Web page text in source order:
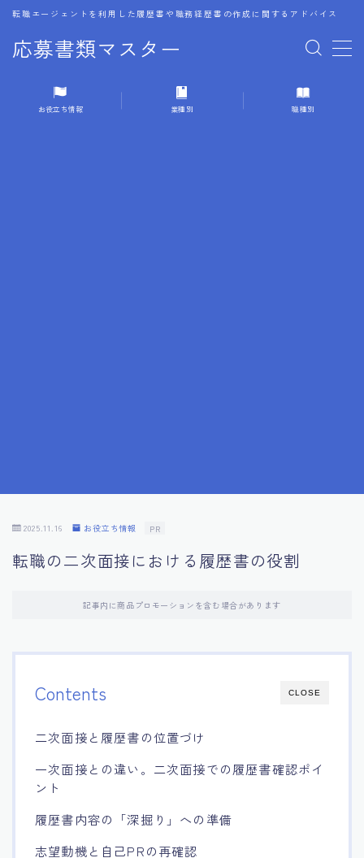
応募書類マスター
転職エージェントを利用した履歴書や職務経歴書の作成に関するアドバイス
MENU
1.履歴書のゴールデンルール
10.面接官に好印象を与える方法
11.キャリアアップを目指す人の応募書類
12.エージェントから有益情報を得るコツ
13.セルフブランディングの重要性
14.デジタル化やAIの進化がもたらす影響
お役立ち情報 業種別 職種別
2025.11.16 お役立ち情報 PR
転職の二次面接における履歴書の役割
記事内に商品プロモーションを含む場合があります
CLOSE
Contents
二次面接と履歴書の位置づけ
一次面接との違い。二次面接での履歴書確認ポイ
ント
履歴書内容の「深掘り」への準備
志望動機と自己PRの再確認